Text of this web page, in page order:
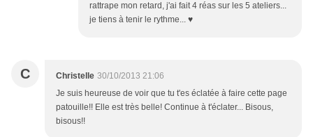
rattrape mon retard, j'ai fait 4 réas sur les 5 ateliers...
je tiens à tenir le rythme... ♥
C Christelle 30/10/2013 21:06
Je suis heureuse de voir que tu t'es éclatée à faire cette page
patouille!! Elle est très belle! Continue à t'éclater... Bisous,
bisous!!